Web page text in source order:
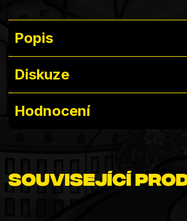
Popis
Diskuze
Hodnocení
Související